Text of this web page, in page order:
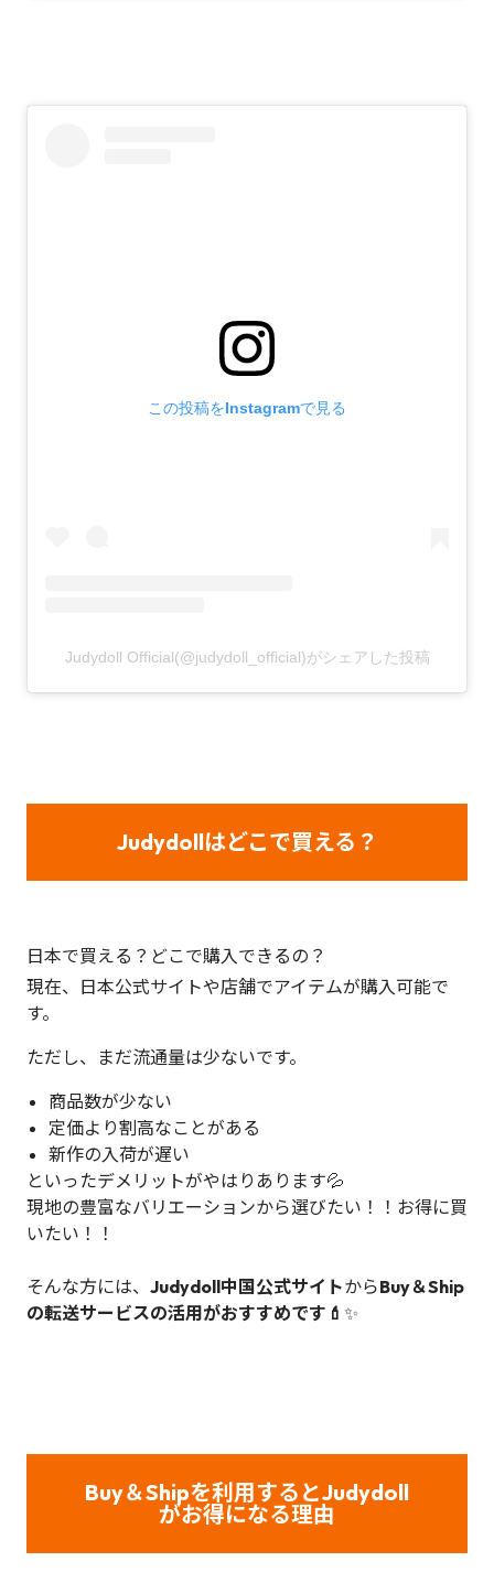
この投稿をInstagramで見る
Judydoll Official(@judydoll_official)がシェアした投稿
Judydollはどこで買える？
日本で買える？どこで購入できるの？
現在、日本公式サイトや店舗でアイテムが購入可能で
す。
ただし、まだ流通量は少ないです。
商品数が少ない
定価より割高なことがある
新作の入荷が遅い
といったデメリットがやはりあります💦
現地の豊富なバリエーションから選びたい！！お得に買
いたい！！
そんな方には、 Judydoll中国公式サイトからBuy＆Ship
の転送サービスの活用がおすすめです💄 ✨
Buy＆Shipを利用するとJudydoll
がお得になる理由